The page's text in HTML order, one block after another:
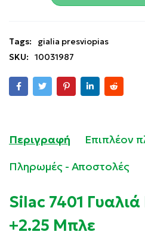
Tags:
gialia presviopias
SKU:
10031987
Περιγραφή
Επιπλέον
Πληρωμές - Αποστολές
Silac 7401
+2.25 Μπλε